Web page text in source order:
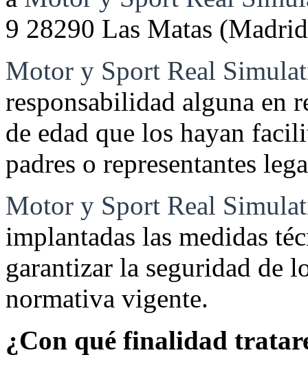
9 28290 Las Matas
Motor y Sport Real
responsabilidad alguna en
de edad que los hayan
padres o representantes
Motor y Sport Real
implantadas las medidas
garantizar la seguridad de
normativa vigente.
¿Con qué finalidad